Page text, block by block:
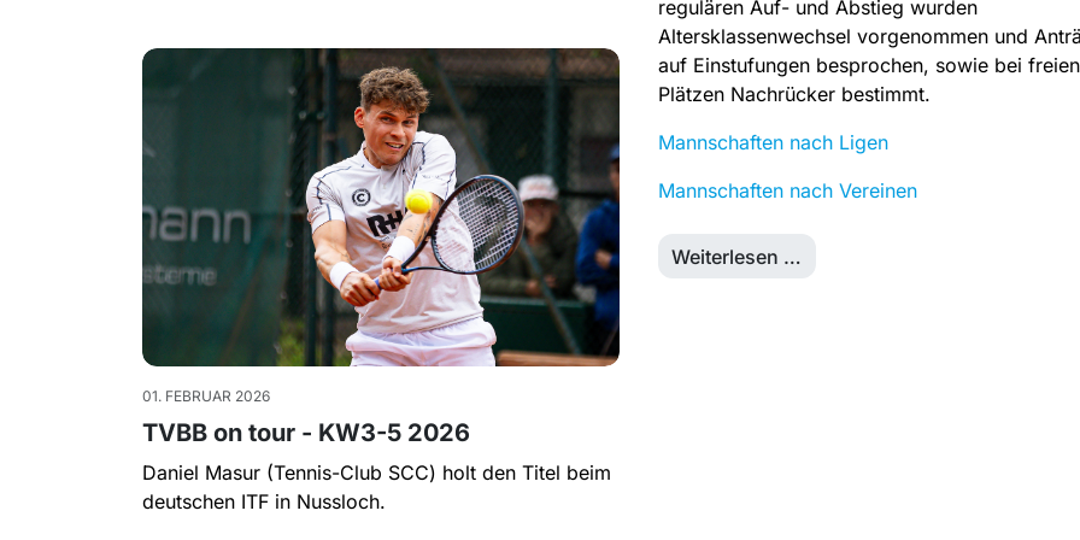
01. FEBRUAR 2026
TVBB on tour - KW3-5 2026
Daniel Masur (Tennis-Club SCC) holt den Titel beim
deutschen ITF in Nussloch.
regulären Auf- und Abstieg wurden
Altersklassenwechsel vorgenommen und
auf Einstufungen besprochen, sowie bei freien
Plätzen Nachrücker bestimmt.
Mannschaften nach Ligen
Mannschaften nach Vereinen
Weiterlesen …